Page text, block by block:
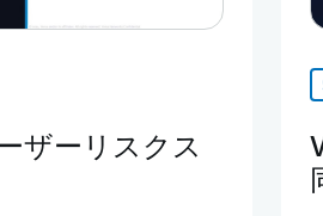
ザーリスクス